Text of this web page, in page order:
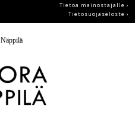
Tietoa mainostajalle ›
Tietosuojaseloste ›